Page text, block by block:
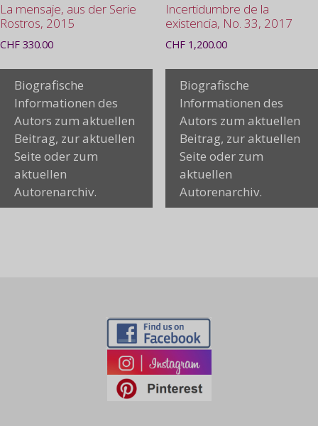
La mensaje, aus der Serie
Rostros, 2015
CHF 330.00
Biografische
Informationen des
Autors zum aktuellen
Beitrag, zur aktuellen
Seite oder zum
aktuellen
Autorenarchiv.
Incertidumbre de la
existencia, No. 33, 2017
CHF1,200.00
Biografische
Informationen des
Autors zum aktuellen
Beitrag, zur aktuellen
Seite oder zum
aktuellen
Autorenarchiv.